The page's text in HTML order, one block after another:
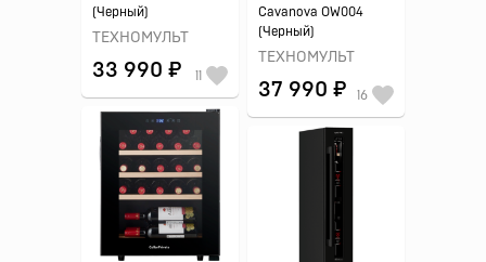
(Черный)
ТЕХНОМУЛЬТ
33 990 ₽ 11
Cavanova OW004
(Черный)
ТЕХНОМУЛЬТ
37 990 ₽ 16